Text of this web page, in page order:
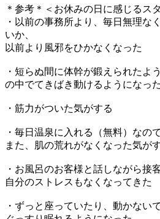
＊参考＊＜お休みの日に感じるス
・以前の事務所より、毎日無理な
いか、
以前より風邪をひかなくなった
・短らぬ間に体幹が鍛えられたよ
の中でてきばき動けるようになった
・筋力がついた気がする
・毎日温泉に入れる（無料）なの
また、肌の荒れがなくなった気が
・お風呂のお客様と話しながら接
自分のストレスもなくなってきた
・ずっと座っていたり、動かない